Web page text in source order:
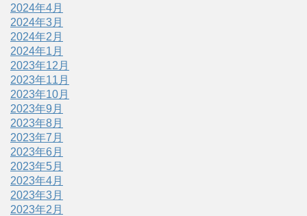
2024年4月
2024年3月
2024年2月
2024年1月
2023年12月
2023年11月
2023年10月
2023年9月
2023年8月
2023年7月
2023年6月
2023年5月
2023年4月
2023年3月
2023年2月